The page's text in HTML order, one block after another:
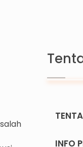
INFO